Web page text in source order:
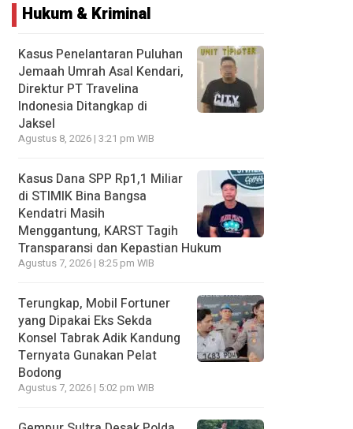
Hukum & Kriminal
Kasus Penelantaran Puluhan
Jemaah Umrah Asal Kendari,
Direktur PT Travelina
Indonesia Ditangkap di
Jaksel
Agustus 8, 2026 | 3:21 pm WIB
Kasus Dana SPP Rp1,1 Miliar
di STIMIK Bina Bangsa
Kendatri Masih
Menggantung, KARST Tagih
Transparansi dan Kepastian Hukum
Agustus 7, 2026 | 8:25 pm WIB
Terungkap, Mobil Fortuner
yang Dipakai Eks Sekda
Konsel Tabrak Adik Kandung
Ternyata Gunakan Pelat
Bodong
Agustus 7, 2026 | 5:02 pm WIB